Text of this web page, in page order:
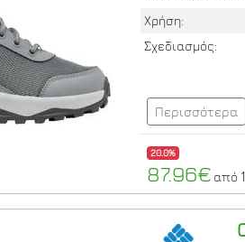
Χρήση:
Σχεδιασμός:
Περισσότερα
20.0%
87.96€ από